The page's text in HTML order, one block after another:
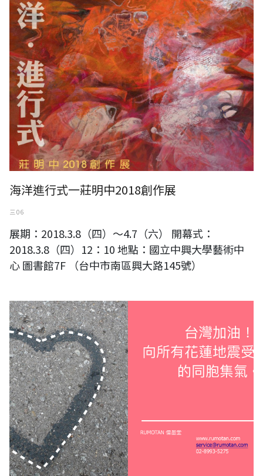
海洋進行式一莊明中2018創作展
三 06
展期：2018.3.8（四）～4.7（六） 開幕式：
2018.3.8（四）12：10 地點：國立中興大學藝術中
心 圖書館7F （台中市南區興大路145號）
台灣加油！向花蓮地震受災的同胞集氣